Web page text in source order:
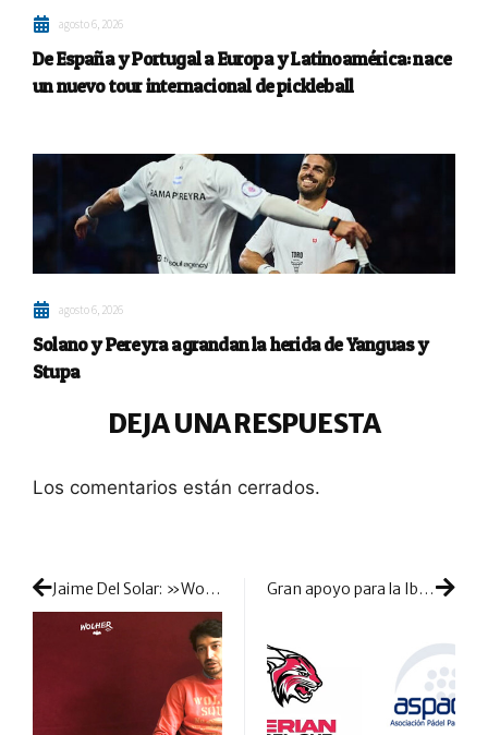
agosto 6, 2026
De España y Portugal a Europa y Latinoamérica: nace
un nuevo tour internacional de pickleball
agosto 6, 2026
Solano y Pereyra agrandan la herida de Yanguas y
Stupa
DEJA UNA RESPUESTA
Los comentarios están cerrados.
Jaime Del Solar: »Wolher nació de nuestra pasión por el pádel y para cubrir la falta de marcas de textil urbano en este deporte» Gran apoyo para la Iberian Padel Cup: la labor social de ASPADO estará presente en el torneo